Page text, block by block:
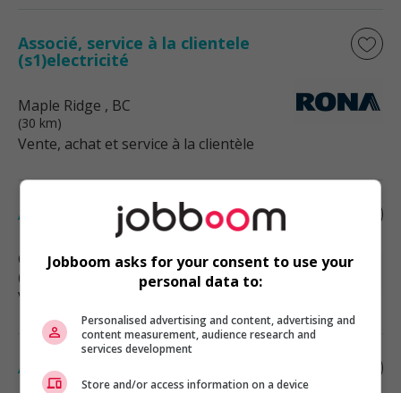
Associé, service à la clientele
(s1)electricité
Maple Ridge , BC
(30 km)
Vente, achat et service à la clientèle
Assocei, ventes et service a la clientele
Cobble Hill, BC
(61 km)
Vente, achat et service à la clientèle
Associe, cour a bois
Jobboom asks for your consent to use your
personal data to:
Personalised advertising and content, advertising and
content measurement, audience research and
services development
Store and/or access information on a device